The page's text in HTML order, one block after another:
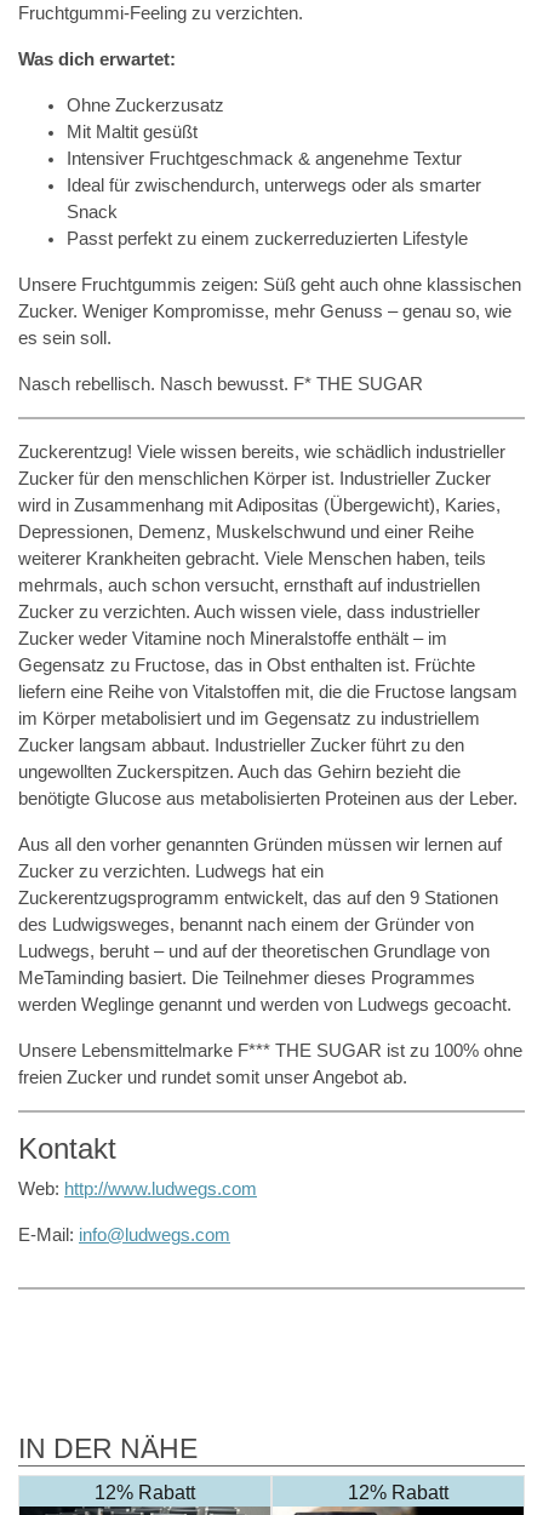
Fruchtgummi-Feeling zu verzichten.
Was dich erwartet:
Ohne Zuckerzusatz
Mit Maltit gesüßt
Intensiver Fruchtgeschmack & angenehme Textur
Ideal für zwischendurch, unterwegs oder als smarter
Snack
Passt perfekt zu einem zuckerreduzierten Lifestyle
Unsere Fruchtgummis zeigen: Süß geht auch ohne klassischen
Zucker. Weniger Kompromisse, mehr Genuss – genau so, wie
es sein soll.
Nasch rebellisch. Nasch bewusst. F* THE SUGAR
Zuckerentzug! Viele wissen bereits, wie schädlich industrieller
Zucker für den menschlichen Körper ist. Industrieller Zucker
wird in Zusammenhang mit Adipositas (Übergewicht), Karies,
Depressionen, Demenz, Muskelschwund und einer Reihe
weiterer Krankheiten gebracht. Viele Menschen haben, teils
mehrmals, auch schon versucht, ernsthaft auf industriellen
Zucker zu verzichten. Auch wissen viele, dass industrieller
Zucker weder Vitamine noch Mineralstoffe enthält – im
Gegensatz zu Fructose, das in Obst enthalten ist. Früchte
liefern eine Reihe von Vitalstoffen mit, die die Fructose langsam
im Körper metabolisiert und im Gegensatz zu industriellem
Zucker langsam abbaut. Industrieller Zucker führt zu den
ungewollten Zuckerspitzen. Auch das Gehirn bezieht die
benötigte Glucose aus metabolisierten Proteinen aus der Leber.
Aus all den vorher genannten Gründen müssen wir lernen auf
Zucker zu verzichten. Ludwegs hat ein
Zuckerentzugsprogramm entwickelt, das auf den 9 Stationen
des Ludwigsweges, benannt nach einem der Gründer von
Ludwegs, beruht – und auf der theoretischen Grundlage von
MeTaminding basiert. Die Teilnehmer dieses Programmes
werden Weglinge genannt und werden von Ludwegs gecoacht.
Unsere Lebensmittelmarke F*** THE SUGAR ist zu 100% ohne
freien Zucker und rundet somit unser Angebot ab.
Kontakt
Web: http://www.ludwegs.com
E-Mail: info@ludwegs.com
IN DER NÄHE
12% Rabatt 12% Rabatt